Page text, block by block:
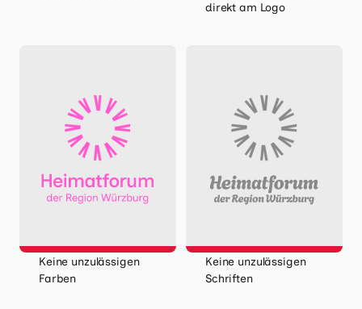
direkt am Logo
Keine unzulässigen
Farben
Keine unzulässigen
Schriften